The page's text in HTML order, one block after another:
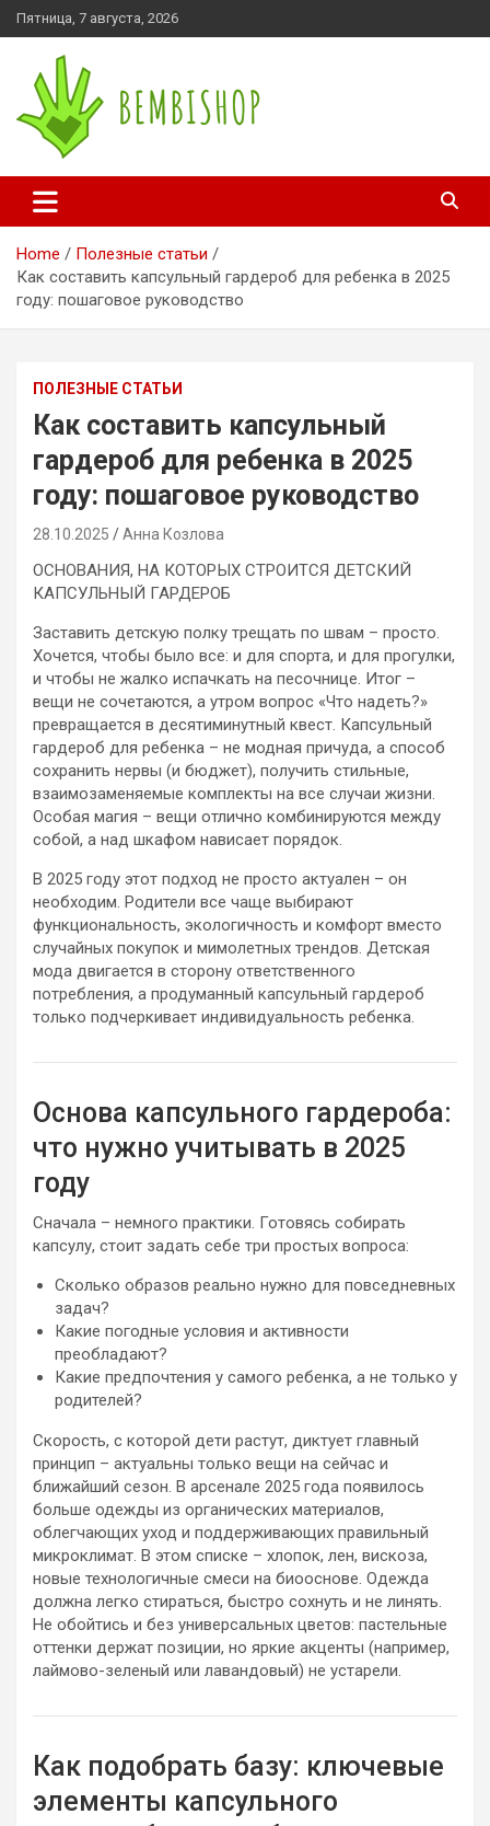
Skip
to
Пятница, 7 августа, 2026
bembishop.com.ua
Home
Полезные статьи
Как составить капсульный гардероб для ребенка в 2025
году: пошаговое руководство
ПОЛЕЗНЫЕ СТАТЬИ
Как составить капсульный
гардероб для ребенка в 2025
году: пошаговое руководство
28.10.2025 Анна Козлова
ОСНОВАНИЯ, НА КОТОРЫХ СТРОИТСЯ ДЕТСКИЙ
КАПСУЛЬНЫЙ ГАРДЕРОБ
Заставить детскую полку трещать по швам – просто.
Хочется, чтобы было все: и для спорта, и для прогулки,
и чтобы не жалко испачкать на песочнице. Итог –
вещи не сочетаются, а утром вопрос «Что надеть?»
превращается в десятиминутный квест. Капсульный
гардероб для ребенка – не модная причуда, а способ
сохранить нервы (и бюджет), получить стильные,
взаимозаменяемые комплекты на все случаи жизни.
Особая магия – вещи отлично комбинируются между
собой, а над шкафом нависает порядок.
В 2025 году этот подход не просто актуален – он
необходим. Родители все чаще выбирают
функциональность, экологичность и комфорт вместо
случайных покупок и мимолетных трендов. Детская
мода двигается в сторону ответственного
потребления, а продуманный капсульный гардероб
только подчеркивает индивидуальность ребенка.
Основа капсульного гардероба:
что нужно учитывать в 2025
году
Сначала – немного практики. Готовясь собирать
капсулу, стоит задать себе три простых вопроса:
Сколько образов реально нужно для повседневных
задач?
Какие погодные условия и активности
преобладают?
Какие предпочтения у самого ребенка, а не только у
родителей?
Скорость, с которой дети растут, диктует главный
принцип – актуальны только вещи на сейчас и
ближайший сезон. В арсенале 2025 года появилось
больше одежды из органических материалов,
облегчающих уход и поддерживающих правильный
микроклимат. В этом списке – хлопок, лен, вискоза,
новые технологичные смеси на биооснове. Одежда
должна легко стираться, быстро сохнуть и не линять.
Не обойтись и без универсальных цветов: пастельные
оттенки держат позиции, но яркие акценты (например,
лаймово-зеленый или лавандовый) не устарели.
Как подобрать базу: ключевые
элементы капсульного